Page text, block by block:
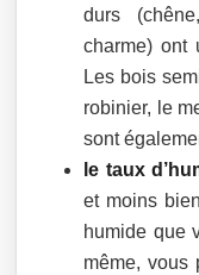
durs
charme) ont
Les bois
robinier, le
sont
le taux
et moins
humide que
même, vous